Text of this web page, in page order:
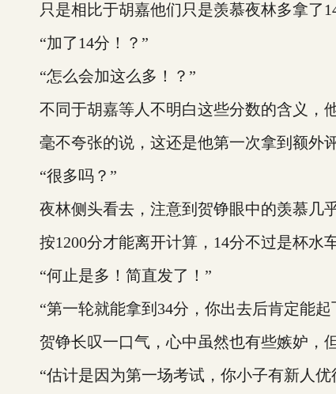
只是相比于胡嘉他们只是羡慕夜林多拿了
“加了14分！？”
“怎么会加这么多！？”
不同于胡嘉等人不明白这些分数的含义，他
毫不夸张的说，这还是他第一次拿到额外评
“很多吗？”
夜林侧头看去，注意到贺铮眼中的羡慕几乎
按1200分才能离开计算，14分不过是杯水
“何止是多！简直发了！”
“第一轮就能拿到34分，你出去后肯定能起
贺铮长叹一口气，心中虽然也有些嫉妒，但
“估计是因为第一场考试，你小子有新人优